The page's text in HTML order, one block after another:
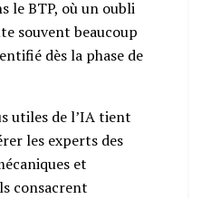
le BTP, où un oubli
souvent beaucoup
dès la phase de
utiles de l’IA tient
les experts des
et
consacrent